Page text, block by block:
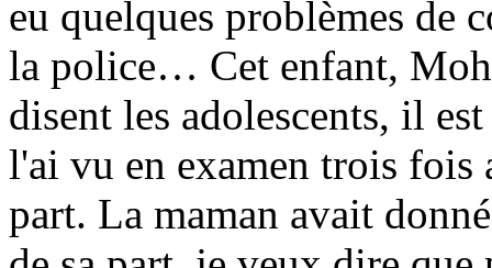
eu quelques problèmes de
la police… Cet enfant,
disent les adolescents, il
l'ai vu en examen trois fois
part. La maman avait